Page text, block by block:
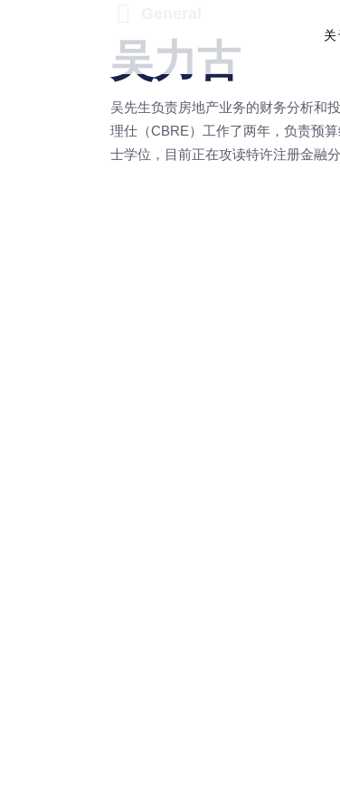
吴力古
吴先生负责房地产业务的财务分析和
理仕（CBRE）工作了两年，负责预
士学位，目前正在攻读特许注册金融